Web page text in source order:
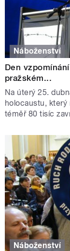
Náboženství
Den
pražském...
Na úterý 25.
holocaustu, který
téměř 80 tisíc
Náboženství